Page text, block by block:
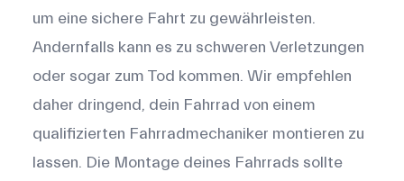
um eine sichere Fahrt zu gewährleisten.
Andernfalls kann es zu schweren Verletzungen
oder sogar zum Tod kommen. Wir empfehlen
daher dringend, dein Fahrrad von einem
qualifizierten Fahrradmechaniker montieren zu
lassen. Die Montage deines Fahrrads sollte